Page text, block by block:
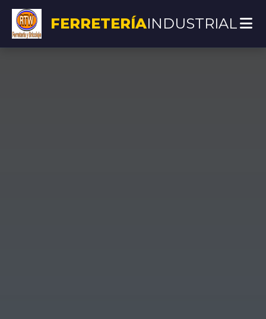
FERRETERÍAINDUSTRIAL